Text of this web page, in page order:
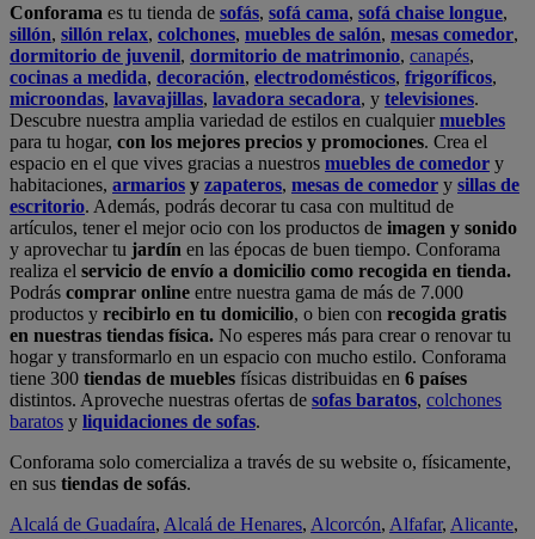
Conforama es tu tienda de sofás, sofá cama, sofá chaise longue,
sillón, sillón relax, colchones, muebles de salón, mesas comedor,
dormitorio de juvenil, dormitorio de matrimonio, canapés,
cocinas a medida, decoración, electrodomésticos, frigoríficos,
microondas, lavavajillas, lavadora secadora, y televisiones.
Descubre nuestra amplia variedad de estilos en cualquiermuebles
para tu hogar, con los mejores precios y promociones. Crea el
espacio en el que vives gracias a nuestros muebles de comedor y
habitaciones, armarios y zapateros, mesas de comedor y sillas de
escritorio. Además, podrás decorar tu casa con multitud de
artículos, tener el mejor ocio con los productos de imagen y sonido
y aprovechar tu jardín en las épocas de buen tiempo. Conforama
realiza el servicio de envío a domicilio como recogida en tienda.
Podrás comprar online entre nuestra gama de más de 7.000
productos y recibirlo en tu domicilio, o bien con recogida gratis
en nuestras tiendas física. No esperes más para crear o renovar tu
hogar y transformarlo en un espacio con mucho estilo. Conforama
tiene 300 tiendas de muebles físicas distribuidas en 6 países
distintos. Aproveche nuestras ofertas de sofas baratos, colchones
baratos y liquidaciones de sofas.
Conforama solo comercializa a través de su website o, físicamente,
en sus tiendas de sofás.
Alcalá de Guadaíra, Alcalá de Henares, Alcorcón, Alfafar, Alicante,